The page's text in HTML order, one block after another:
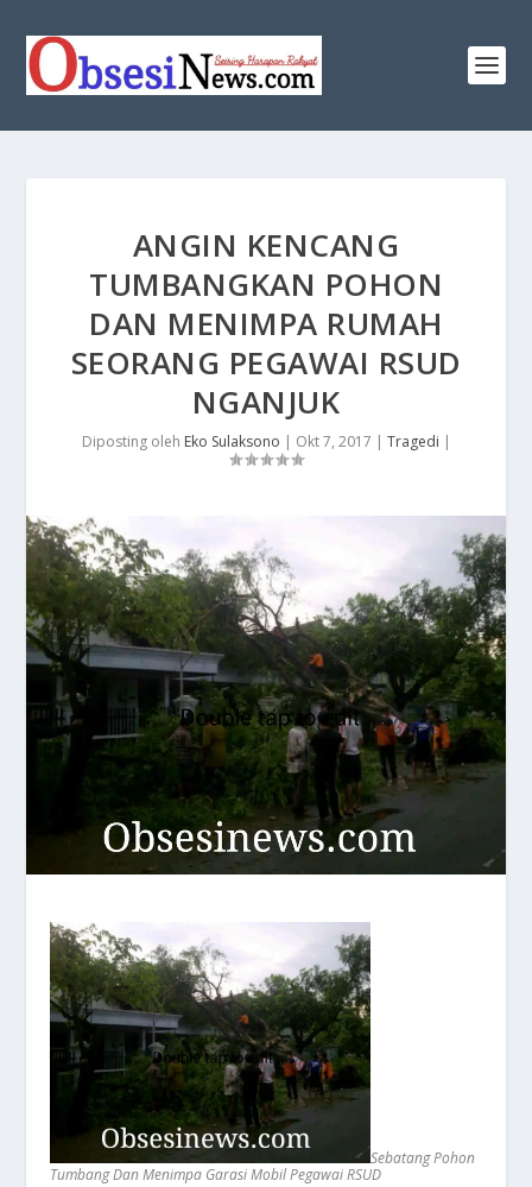
ANGIN KENCANG
TUMBANGKAN POHON
DAN MENIMPA RUMAH
SEORANG PEGAWAI RSUD
NGANJUK
Diposting oleh Eko Sulaksono | Okt 7, 2017 | Tragedi |
Sebatang Pohon
Tumbang Dan Menimpa Garasi Mobil Pegawai RSUD